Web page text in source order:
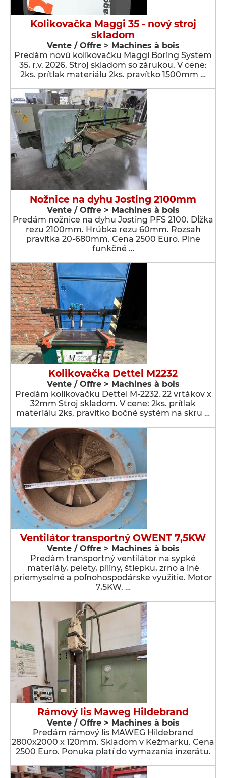
Kolikovačka Maggi 35 - nový stroj
skladom
Vente / Offre > Machines à bois
Predám novú kolíkovačku Maggi Boring System
35, r.v. 2026. Stroj skladom so zárukou. V cene:
2ks. prítlak materiálu 2ks. pravítko 1500mm …
Nožnice na dyhu Josting 2100mm
Vente / Offre > Machines à bois
Predám nožnice na dyhu Josting PFS 2100. Dĺžka
rezu 2100mm. Hrúbka rezu 60mm. Rozsah
pravítka 20-680mm. Cena 2500 Euro. Plne
funkčné …
Kolikovačka Dettel M2232
Vente / Offre > Machines à bois
Predám kolíkovačku Dettel M-2232. 22 vrtákov x
32mm Stroj skladom. V cene: 2ks. prítlak
materiálu 2ks. pravítko bočné systém na skru …
Ventilátor transportný OWENT 7,5KW
Vente / Offre > Machines à bois
Predám transportný ventilátor na sypké
materiály, pelety, piliny, štiepku, zrno a iné
priemyselné a poľnohospodárske využitie. Motor
7,5KW. …
Rámový lis Maweg Hildebrand
Vente / Offre > Machines à bois
Predám rámový lis MAWEG Hildebrand
2800x2000 x 120mm. Skladom v Kežmarku. Cena
2500 Euro. Ponuka platí do vymazania inzerátu.